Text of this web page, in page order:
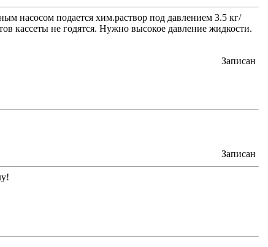
насосом подается хим.раствор под давлением 3.5 кг/
кассеты не годятся. Нужно высокое давление жидкости.
Записан
Записан